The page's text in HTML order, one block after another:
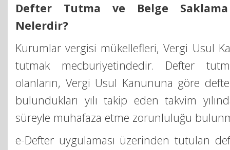
Defter Tutma ve Belge
Nelerdir?
Kurumlar vergisi mükellefleri, Vergi Usul
tutmak mecburiyetindedir. Defter
olanların, Vergi Usul Kanununa göre
bulundukları yılı takip eden takvim
süreyle muhafaza etme zorunluluğu
e-Defter uygulaması üzerinden tutulan